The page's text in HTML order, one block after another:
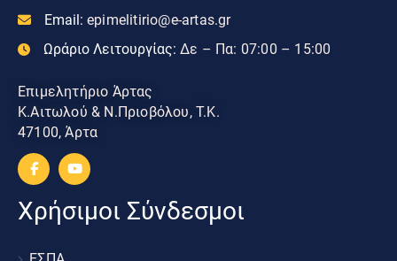
Email: epimelitirio@e-artas.gr
Ωράριο Λειτουργίας: Δε – Πα: 07:00 – 15:00
Επιμελητήριο Άρτας
Κ.Αιτωλού & Ν.Πριοβόλου, Τ.Κ.
47100, Άρτα
Χρήσιμοι Σύνδεσμοι